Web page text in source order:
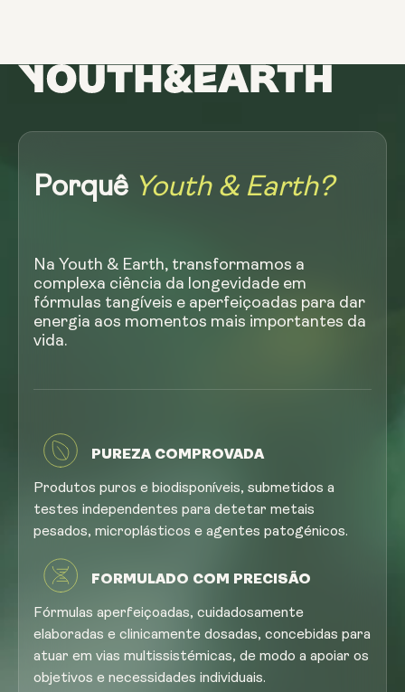
Porquê Youth & Earth?
Na Youth & Earth, transformamos a
complexa ciência da longevidade em
fórmulas tangíveis e aperfeiçoadas para dar
energia aos momentos mais importantes da
vida.
PUREZA COMPROVADA
Produtos puros e biodisponíveis, submetidos a
testes independentes para detetar metais
pesados, microplásticos e agentes patogénicos.
FORMULADO COM PRECISÃO
Fórmulas aperfeiçoadas, cuidadosamente
elaboradas e clinicamente dosadas, concebidas para
atuar em vias multissistémicas, de modo a apoiar os
objetivos e necessidades individuais.